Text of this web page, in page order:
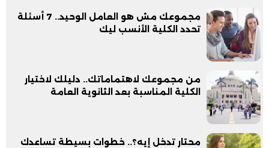
مجموعك مش هو العامل الوحيد.. 7 أسئلة
تحدد الكلية الأنسب ليك
من مجموعك لاهتماماتك.. دليلك لاختيار
الكلية المناسبة بعد الثانوية العامة
محتار تدخل إيه؟.. خطوات بسيطة تساعدك